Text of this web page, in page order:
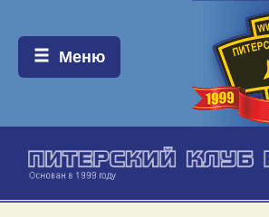
Меню:
Меню